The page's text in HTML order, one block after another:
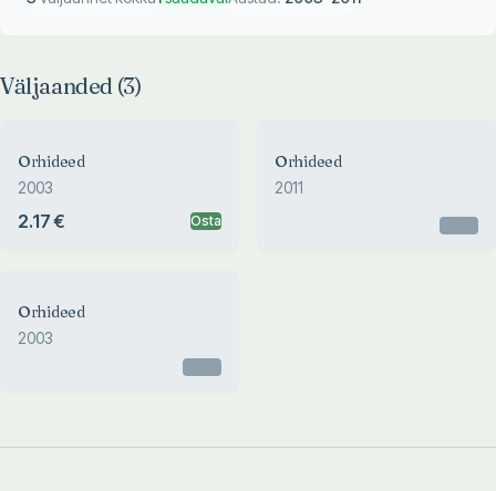
Väljaanded (3)
Orhideed
2003
2.17 € Osta
Orhideed
2011
Orhideed
2003